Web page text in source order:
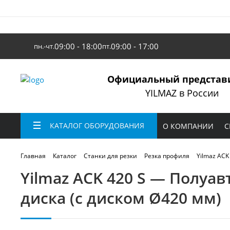
пн.-чт.09:00 - 18:00пт.09:00 - 17:00
Официальный
YILMAZ в России
КАТАЛОГ ОБОРУДОВАНИЯ О КОМПАНИИ
Главная Каталог Станки для резки Резка профиля Yilmaz
Yilmaz ACK 420 S —
диска (с диском Ø420 мм)